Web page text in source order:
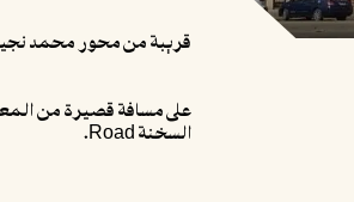
قريبة من محور محمد
على مسافة قصيرة من
السخنة Road.